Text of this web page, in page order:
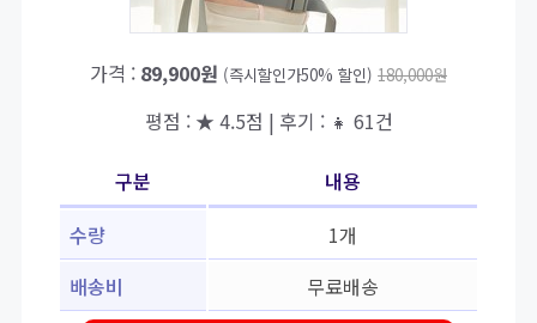
가격 : 89,900원 (즉시할인가50% 할인) 180,000원
평점 : ★ 4.5점 | 후기 : 👧 61건
구분
내용
수량
1개
배송비
무료배송